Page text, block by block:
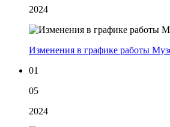
2024
Изменения в графике работы
01
05
2024